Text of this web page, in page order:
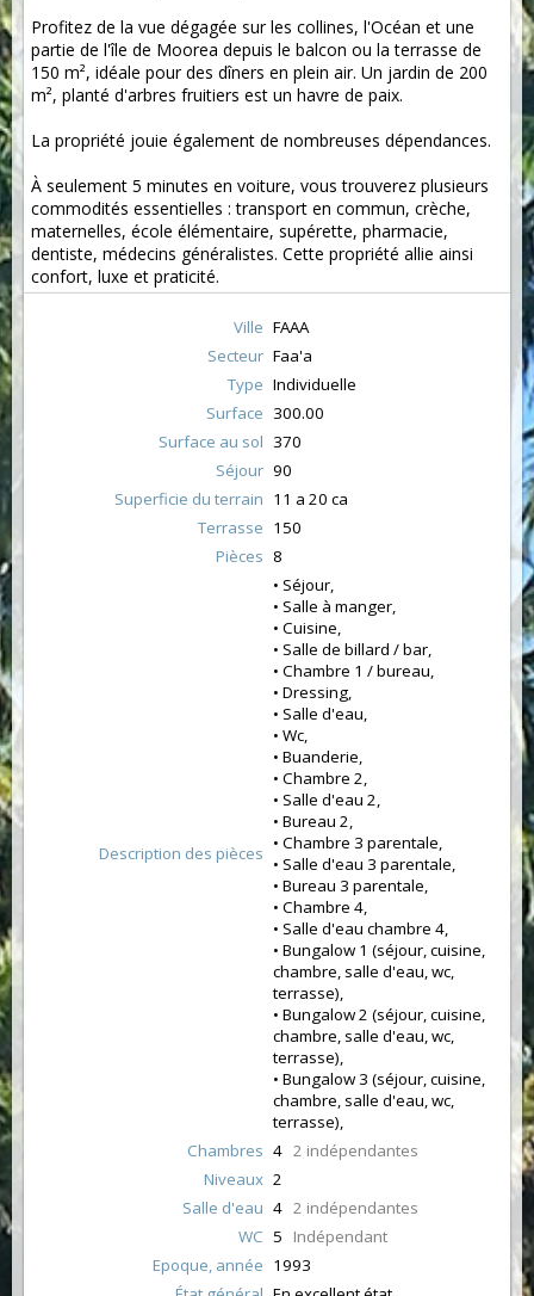
Profitez de la vue dégagée sur les collines, l'Océan et une
partie de l'île de Moorea depuis le balcon ou la terrasse de
150 m², idéale pour des dîners en plein air. Un jardin de 200
m², planté d'arbres fruitiers est un havre de paix.
La propriété jouie également de nombreuses dépendances.
À seulement 5 minutes en voiture, vous trouverez plusieurs
commodités essentielles : transport en commun, crèche,
maternelles, école élémentaire, supérette, pharmacie,
dentiste, médecins généralistes. Cette propriété allie ainsi
confort, luxe et praticité.
Ville FAAA
Secteur Faa'a
Type Individuelle
Surface 300.00
Surface au sol 370
Séjour 90
Superficie du terrain 11 a 20 ca
Terrasse 150
Pièces 8
Description des pièces
• Séjour,
• Salle à manger,
• Cuisine,
• Salle de billard / bar,
• Chambre 1 / bureau,
• Dressing,
• Salle d'eau,
• Wc,
• Buanderie,
• Chambre 2,
• Salle d'eau 2,
• Bureau 2,
• Chambre 3 parentale,
• Salle d'eau 3 parentale,
• Bureau 3 parentale,
• Chambre 4,
• Salle d'eau chambre 4,
• Bungalow 1 (séjour, cuisine,
chambre, salle d'eau, wc,
terrasse),
• Bungalow 2 (séjour, cuisine,
chambre, salle d'eau, wc,
terrasse),
• Bungalow 3 (séjour, cuisine,
chambre, salle d'eau, wc,
terrasse),
Chambres 4 2 indépendantes
Niveaux 2
Salle d'eau 4 2 indépendantes
WC 5 Indépendant
Epoque, année 1993